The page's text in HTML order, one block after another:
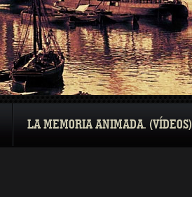
LA MEMORIA ANIMADA. (VÍDEOS)